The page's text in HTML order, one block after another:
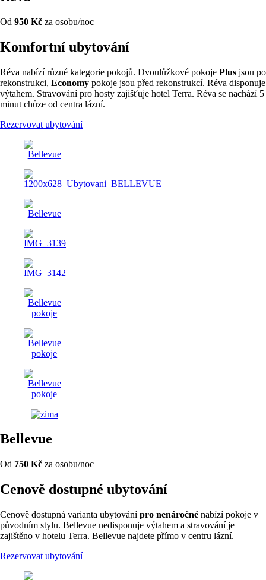
Od 950 Kč za osobu/noc
Komfortní ubytování
Réva nabízí různé kategorie pokojů. Dvoulůžkové pokoje Plus jsou po
rekonstrukci, Economy pokoje jsou před rekonstrukcí. Réva disponuje
výtahem. Stravování pro hosty zajišťuje hotel Terra. Réva se nachází 5
minut chůze od centra lázní.
Rezervovat ubytování
Bellevue
Od 750 Kč za osobu/noc
Cenově dostupné ubytování
Cenově dostupná varianta ubytovánípro nenáročné nabízí pokoje v
původním stylu. Bellevue nedisponuje výtahem a stravování je
zajištěno v hotelu Terra. Bellevue najdete přímo v centru lázní.
Rezervovat ubytování